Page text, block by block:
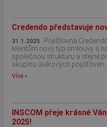
Credendo představuje
31.1.2025
Pojišťovna
klientům nový typ smlouvy s
společnou strukturu a stejné
skupinu úvěrových pojišťoven...
Více »
INSCOM přeje krásné
2025!